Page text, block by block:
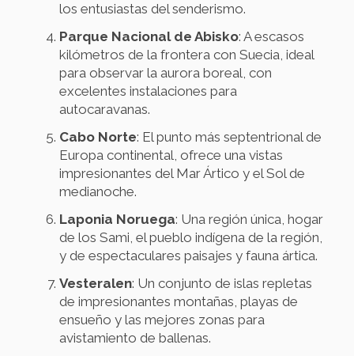
los entusiastas del senderismo.
Parque Nacional de Abisko: A escasos
kilómetros de la frontera con Suecia, ideal
para observar la aurora boreal, con
excelentes instalaciones para
autocaravanas.
Cabo Norte: El punto más septentrional de
Europa continental, ofrece una vistas
impresionantes del Mar Ártico y el Sol de
medianoche.
Laponia Noruega: Una región única, hogar
de los Sami, el pueblo indígena de la región,
y de espectaculares paisajes y fauna ártica.
Vesteralen: Un conjunto de islas repletas
de impresionantes montañas, playas de
ensueño y las mejores zonas para
avistamiento de ballenas.